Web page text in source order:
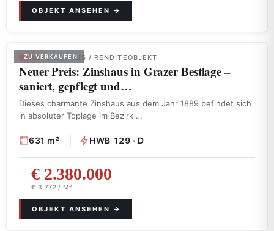
ZU VERKAUFEN
GRAZ· ZINSHAUS / RENDITEOBJEKT
Neuer Preis: Zinshaus in Grazer Bestlage –
saniert, gepflegt und…
Dieses charmante Zinshaus aus dem Jahr 1889 befindet sich
in absoluter Toplage im Bezirk …
631 m² HWB 129 · D
€ 2.380.000
€ 3.772 / M²